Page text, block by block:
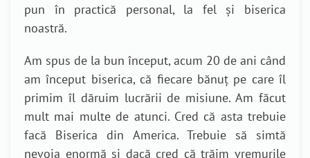
pun în practică personal, la fel și biserica
noastră.
Am spus de la bun început, acum 20 de ani când
am început biserica, că fiecare bănuț pe care îl
primim îl dăruim lucrării de misiune. Am făcut
mult mai multe de atunci. Cred că asta trebuie
facă Biserica din America. Trebuie să simtă
nevoia enormă și dacă cred că trăim vremurile